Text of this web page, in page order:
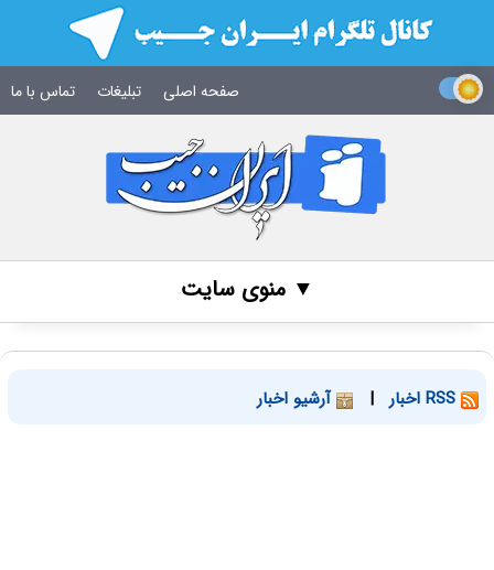
صفحه اصلی تبلیغات تماس با ما
▼ منوی سایت
| آرشیو اخبار